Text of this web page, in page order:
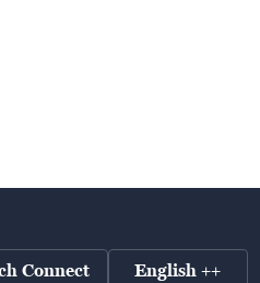
Connect English ++